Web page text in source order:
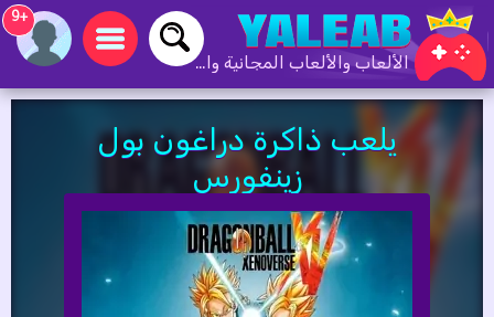
الألعاب والألعاب المجانية والألعاب عبر الإنترنت
+9
يلعب ذاكرة دراغون بول
زينفورس